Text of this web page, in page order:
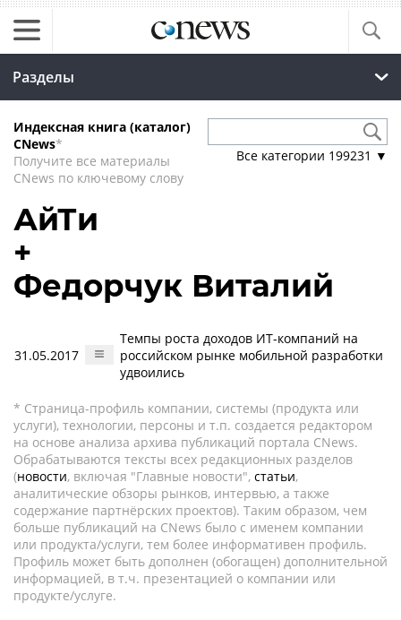
Разделы
Индексная книга (каталог)
CNews*
Получите все материалы
CNews по ключевому слову
Все категории 199231 ▼
АйТи
+
Федорчук Виталий
31.05.2017
Темпы роста доходов ИТ-компаний на
российском рынке мобильной разработки
удвоились
* Страница-профиль компании, системы (продукта или
услуги), технологии, персоны и т.п. создается редактором
на основе анализа архива публикаций портала CNews.
Обрабатываются тексты всех редакционных разделов
(новости, включая "Главные новости", статьи,
аналитические обзоры рынков, интервью, а также
содержание партнёрских проектов). Таким образом, чем
больше публикаций на CNews было с именем компании
или продукта/услуги, тем более информативен профиль.
Профиль может быть дополнен (обогащен) дополнительной
информацией, в т.ч. презентацией о компании или
продукте/услуге.